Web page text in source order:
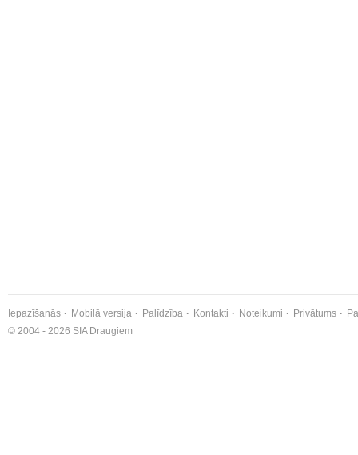
Iepazīšanās Mobilā versija Palīdzība Kontakti Noteikumi Privātums
© 2004 - 2026 SIA Draugiem